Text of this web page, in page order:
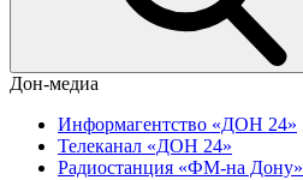
Дон-медиа
Информагентство «ДОН 24»
Телеканал «ДОН 24»
Радиостанция «ФМ-на Дону»